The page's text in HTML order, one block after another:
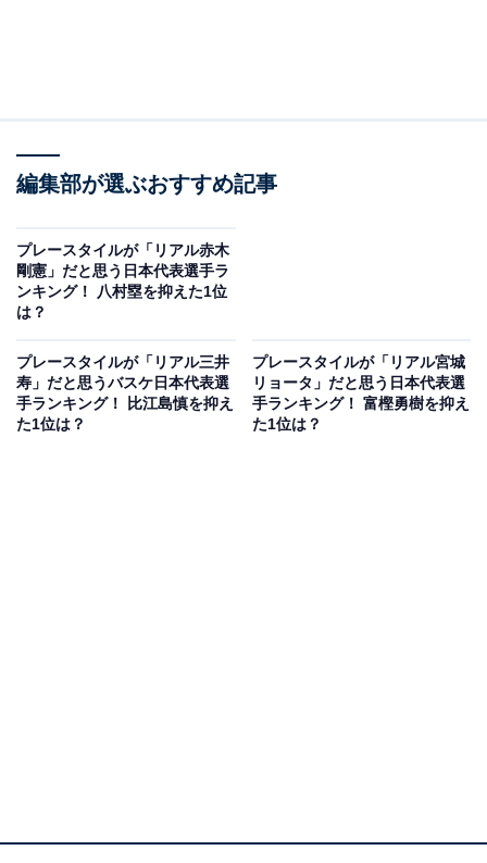
2位は、河村勇輝選手。身長172センチと小柄でありなが
男性／富山県）、「爽やかだけど大胆なプレーが似てい
編集部が選ぶおすすめ記事
プレースタイルが「リアル赤木
剛憲」だと思う日本代表選手ラ
ンキング！ 八村塁を抑えた1位
は？
プレースタイルが「リアル三井
寿」だと思うバスケ日本代表選
手ランキング！ 比江島慎を抑え
た1位は？
プレースタイルが「リアル宮城
リョータ」だと思う日本代表選
手ランキング！ 富樫勇樹を抑え
た1位は？